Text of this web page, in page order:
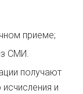
приеме;
СМИ.
получают
и